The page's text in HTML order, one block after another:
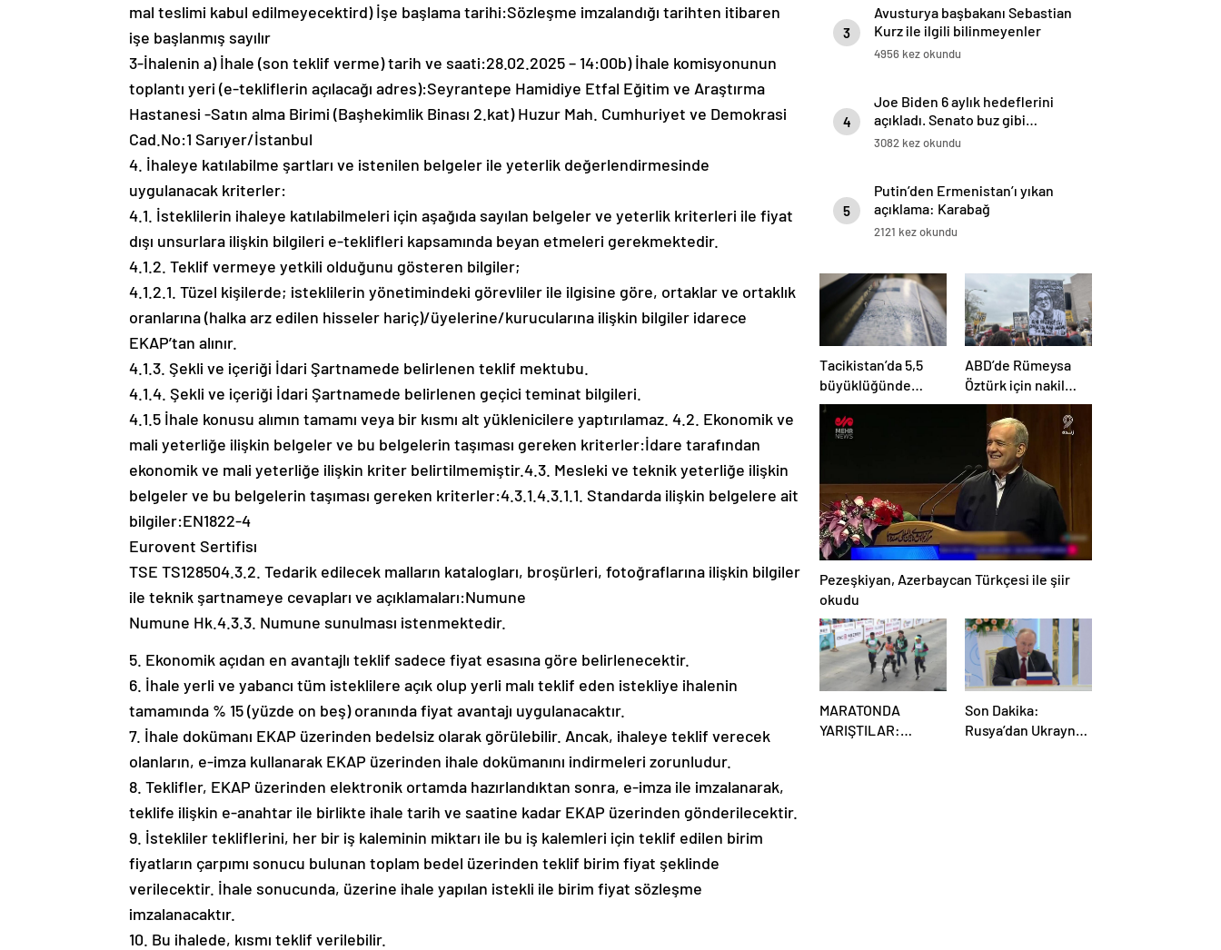
mal teslimi kabul edilmeyecektird) İşe başlama tarihi:Sözleşme imzalandığı tarihten itibaren
işe başlanmış sayılır
3-İhalenin a) İhale (son teklif verme) tarih ve saati:28.02.2025 – 14:00b) İhale komisyonunun
toplantı yeri (e-tekliflerin açılacağı adres):Seyrantepe Hamidiye Etfal Eğitim ve Araştırma
Hastanesi -Satın alma Birimi (Başhekimlik Binası 2.kat) Huzur Mah. Cumhuriyet ve Demokrasi
Cad.No:1 Sarıyer/İstanbul
4. İhaleye katılabilme şartları ve istenilen belgeler ile yeterlik değerlendirmesinde
uygulanacak kriterler:
4.1. İsteklilerin ihaleye katılabilmeleri için aşağıda sayılan belgeler ve yeterlik kriterleri ile fiyat
dışı unsurlara ilişkin bilgileri e-teklifleri kapsamında beyan etmeleri gerekmektedir.
4.1.2. Teklif vermeye yetkili olduğunu gösteren bilgiler;
4.1.2.1. Tüzel kişilerde; isteklilerin yönetimindeki görevliler ile ilgisine göre, ortaklar ve ortaklık
oranlarına (halka arz edilen hisseler hariç)/üyelerine/kurucularına ilişkin bilgiler idarece
EKAP’tan alınır.
4.1.3. Şekli ve içeriği İdari Şartnamede belirlenen teklif mektubu.
4.1.4. Şekli ve içeriği İdari Şartnamede belirlenen geçici teminat bilgileri.
4.1.5 İhale konusu alımın tamamı veya bir kısmı alt yüklenicilere yaptırılamaz. 4.2. Ekonomik ve
mali yeterliğe ilişkin belgeler ve bu belgelerin taşıması gereken kriterler:İdare tarafından
ekonomik ve mali yeterliğe ilişkin kriter belirtilmemiştir.4.3. Mesleki ve teknik yeterliğe ilişkin
belgeler ve bu belgelerin taşıması gereken kriterler:4.3.1.4.3.1.1. Standarda ilişkin belgelere ait
bilgiler:EN1822-4
Eurovent Sertifisı
TSE TS128504.3.2. Tedarik edilecek malların katalogları, broşürleri, fotoğraflarına ilişkin bilgiler
ile teknik şartnameye cevapları ve açıklamaları:Numune
Numune Hk.4.3.3. Numune sunulması istenmektedir.
5. Ekonomik açıdan en avantajlı teklif sadece fiyat esasına göre belirlenecektir.
6. İhale yerli ve yabancı tüm isteklilere açık olup yerli malı teklif eden istekliye ihalenin
tamamında % 15 (yüzde on beş) oranında fiyat avantajı uygulanacaktır.
7. İhale dokümanı EKAP üzerinden bedelsiz olarak görülebilir. Ancak, ihaleye teklif verecek
olanların, e-imza kullanarak EKAP üzerinden ihale dokümanını indirmeleri zorunludur.
8. Teklifler, EKAP üzerinden elektronik ortamda hazırlandıktan sonra, e-imza ile imzalanarak,
teklife ilişkin e-anahtar ile birlikte ihale tarih ve saatine kadar EKAP üzerinden gönderilecektir.
9. İstekliler tekliflerini, her bir iş kaleminin miktarı ile bu iş kalemleri için teklif edilen birim
fiyatların çarpımı sonucu bulunan toplam bedel üzerinden teklif birim fiyat şeklinde
verilecektir. İhale sonucunda, üzerine ihale yapılan istekli ile birim fiyat sözleşme
imzalanacaktır.
10. Bu ihalede, kısmı teklif verilebilir.
3
Avusturya başbakanı Sebastian
Kurz ile ilgili bilinmeyenler
4956 kez okundu
4
Joe Biden 6 aylık hedeflerini
açıkladı. Senato buz gibi…
3082 kez okundu
5
Putin’den Ermenistan’ı yıkan
açıklama: Karabağ
Azerbaycan’ın ayrılmaz bir
2121 kez okundu
Tacikistan’da 5,5
büyüklüğünde
deprem meydana
geldi
ABD’de Rümeysa
Öztürk için nakil
kararı
Pezeşkiyan, Azerbaycan Türkçesi ile şiir
okudu
MARATONDA
YARIŞTILAR:
Son Dakika:
Rusya’dan Ukrayna